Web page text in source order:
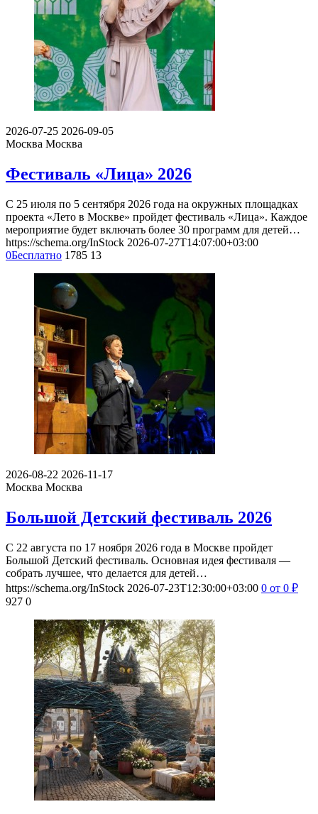
2026-07-25 2026-09-05
Москва Москва
Фестиваль «Лица» 2026
С 25 июля по 5 сентября 2026 года на окружных площадках
проекта «Лето в Москве» пройдет фестиваль «Лица». Каждое
мероприятие будет включать более 30 программ для детей…
https://schema.org/InStock 2026-07-27T14:07:00+03:00
0Бесплатно 1785 13
2026-08-22 2026-11-17
Москва Москва
Большой Детский фестиваль 2026
С 22 августа по 17 ноября 2026 года в Москве пройдет
Большой Детский фестиваль. Основная идея фестиваля —
собрать лучшее, что делается для детей…
https://schema.org/InStock 2026-07-23T12:30:00+03:00 0 от 0 ₽
927 0